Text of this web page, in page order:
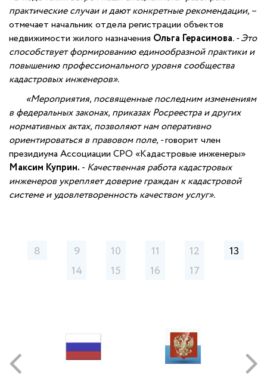
практические случаи и дают конкретные рекомендации, –
отмечает начальник отдела регистрации объектов
недвижимости жилого назначения Ольга Герасимова. - Это
способствует формированию единообразной практики и
повышению профессионального уровня сообщества
кадастровых инженеров».
«Мероприятия, посвященные последним изменениям
в федеральных законах, приказах Росреестра и других
нормативных актах, позволяют нам оперативно
ориентироваться в правовом поле, -говорит член
президиума Ассоциации СРО «Кадастровые инженеры»
Максим Куприн. - Качественная работа кадастровых
инженеров укрепляет доверие граждан к кадастровой
системе и удовлетворенность качеством услуг».
8 9 10 11 12
13
14
15 16 17